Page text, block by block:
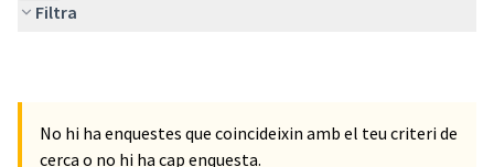
Filtra
No hi ha enquestes que coincideixin amb el teu criteri de
cerca o no hi ha cap enquesta.